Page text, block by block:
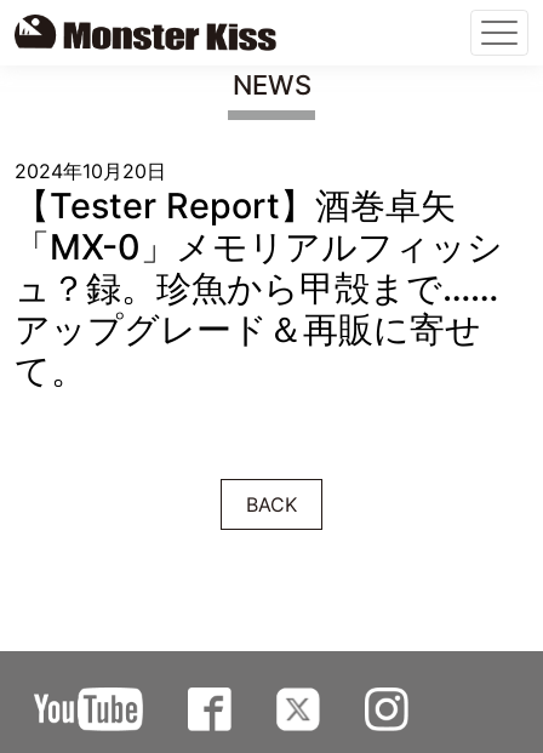
NEWS
2024年10月20日
【Tester Report】酒巻卓矢
「MX-0」メモリアルフィッシ
ュ？録。珍魚から甲殻まで……
アップグレード＆再販に寄せ
て。
BACK